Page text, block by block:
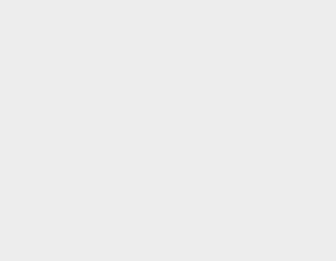
auf der Webseite des Herstellers. Wenn